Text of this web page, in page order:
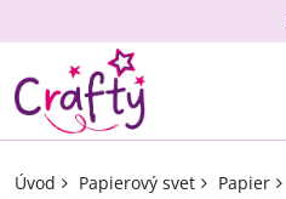
Úvod Papierový svet Papier